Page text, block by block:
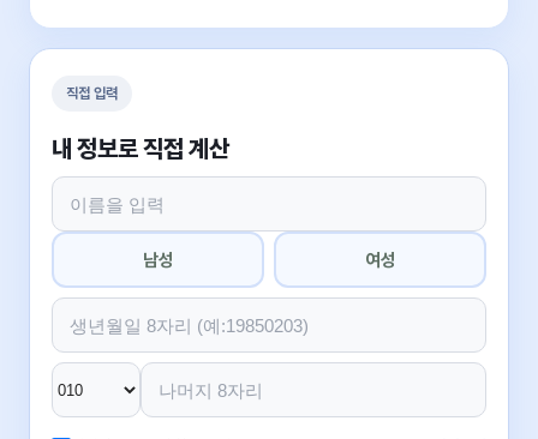
직접 입력
내 정보로 직접 계산
남성 여성